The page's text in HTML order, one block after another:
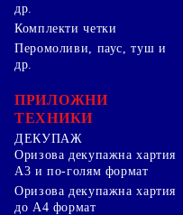
др.
Комплекти четки
Перомоливи, паус, туш и
др.
ПРИЛОЖНИ
ТЕХНИКИ
ДЕКУПАЖ
Оризова декупажна хартия
А3 и по-голям формат
Оризова декупажна хартия
до А4 формат